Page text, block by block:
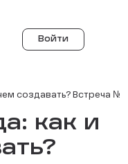
Войти
создавать? Встреча
как и